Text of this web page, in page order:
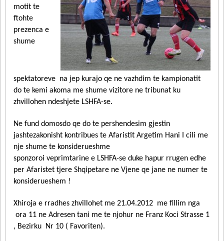
motit te
ftohte
prezenca e
shume
spektatoreve na jep kurajo qe ne vazhdim te kampionatit
do te kemi akoma me shume vizitore ne tribunat ku
zhvillohen ndeshjete LSHFA-se.
Ne fund domosdo qe do te pershendesim gjestin
jashtezakonisht kontribues te Afaristit Argetim Hani I cili me
nje shume te konsiderueshme
sponzoroi veprimtarine e LSHFA-se duke hapur rrugen edhe
per Afaristet tjere Shqipetare ne Vjene qe jane ne numer te
konsiderueshem !
Xhiroja e rradhes zhvillohet me 21.04.2012 me fillim nga
ora 11 ne Adresen tani me te njohur ne Franz Koci Strasse 1
, Bezirku Nr 10 ( Favoriten).